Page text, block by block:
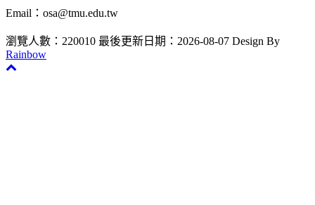
Email：osa@tmu.edu.tw
瀏覽人數：220010 最後更新日期：2026-08-07 Design By
Rainbow